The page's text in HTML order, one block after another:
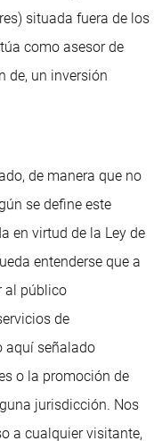
situada fuera de los
como asesor de
de, un inversión
de manera que no
se define este
en virtud de la Ley de
entenderse que a
al público
de
aquí señalado
o la promoción de
jurisdicción. Nos
a cualquier visitante,